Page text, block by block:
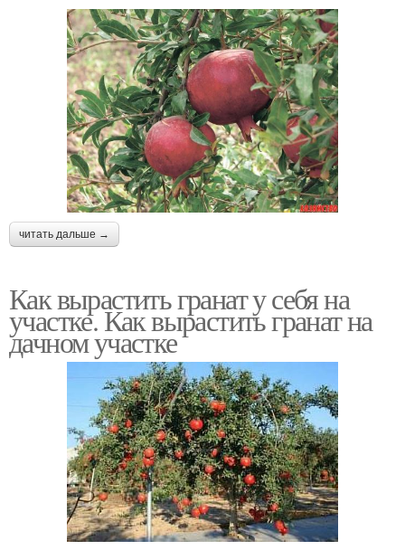
читать дальше →
Как вырастить гранат у себя на
участке. Как вырастить гранат на
дачном участке